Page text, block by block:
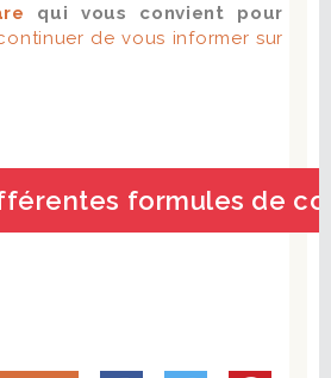
qui vous convient pour
de vous informer sur